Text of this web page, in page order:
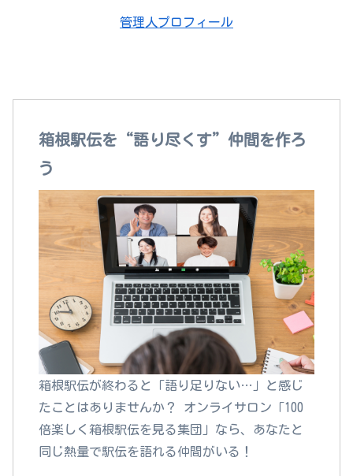
管理人プロフィール
箱根駅伝を“語り尽くす”仲間を作ろ
う
箱根駅伝が終わると「語り足りない…」と感じ
たことはありませんか？ オンライサロン「100
倍楽しく箱根駅伝を見る集団」なら、あなたと
同じ熱量で駅伝を語れる仲間がいる！